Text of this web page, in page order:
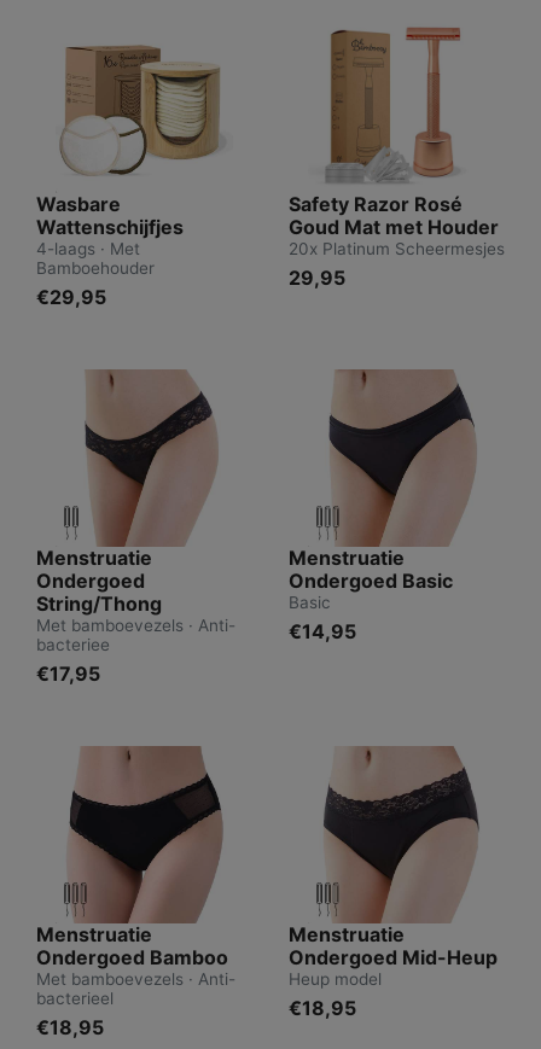
Wasbare
Wattenschijfjes
4-laags · Met
Bamboehouder
€29,95
Safety Razor Rosé
Goud Mat met Houder
20x Platinum Scheermesjes
29,95
Menstruatie
Ondergoed
String/Thong
Met bamboevezels · Anti-
bacteriee
€17,95
Menstruatie
Ondergoed Basic
Basic
€14,95
Menstruatie
Ondergoed Bamboo
Met bamboevezels · Anti-
bacterieel
€18,95
Menstruatie
Ondergoed Mid-Heup
Heup model
€18,95